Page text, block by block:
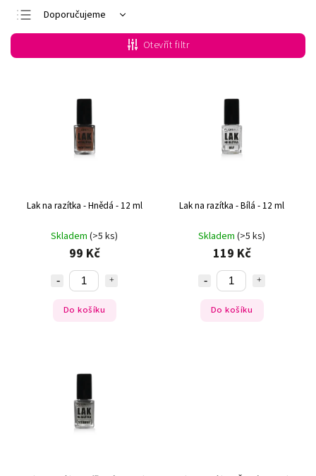
Doporučujeme
Nejlevnější
Nejdražší
Abecedně
Otevřít filtr
Lak na razítka - Hnědá - 12 ml
Skladem (>5 ks)
99 Kč
Do košíku
Lak na razítka - Bílá - 12 ml
Skladem (>5 ks)
119 Kč
Do košíku